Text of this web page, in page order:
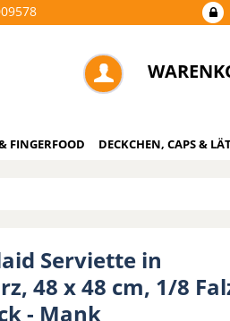
FINGERFOOD DECKCHEN, CAPS &
Serviette in
48 x 48 cm, 1/8
- Mank